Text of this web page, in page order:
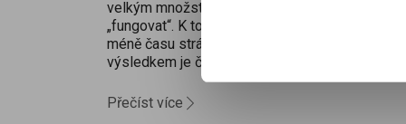
velkým množstvím infekcí. Imunita se teprve učí
„fungovat“. K tomu se přidává pobyt v
méně času stráveného venku a chladnější
výsledkem je častější kontakt s viry a bakteriemi.
Se vším tím se musí imunitní systém...
Přečíst více